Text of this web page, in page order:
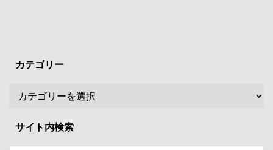
カテゴリー
サイト内検索